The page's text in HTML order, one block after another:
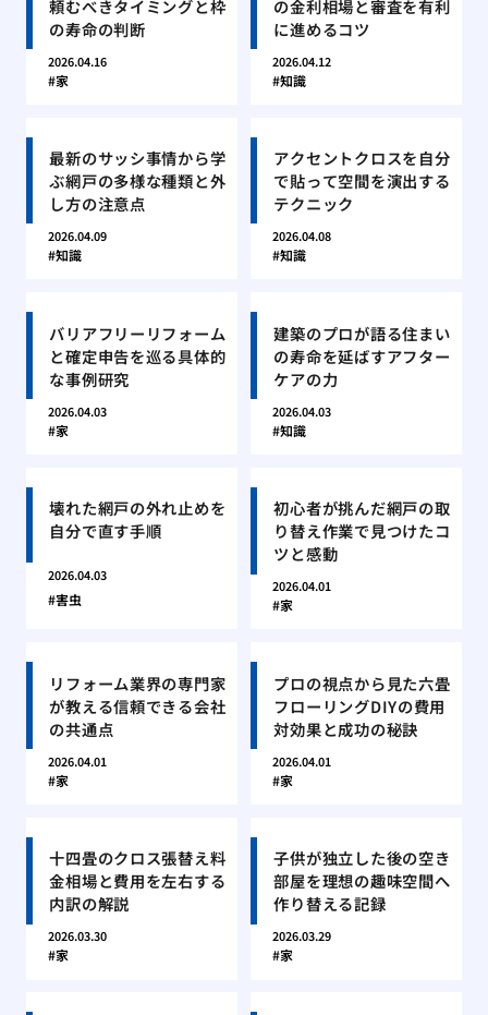
頼むべきタイミングと枠
の寿命の判断
2026.04.16
家
の金利相場と審査を有利
に進めるコツ
2026.04.12
知識
最新のサッシ事情から学
ぶ網戸の多様な種類と外
し方の注意点
2026.04.09
知識
アクセントクロスを自分
で貼って空間を演出する
テクニック
2026.04.08
知識
バリアフリーリフォーム
と確定申告を巡る具体的
な事例研究
2026.04.03
家
建築のプロが語る住まい
の寿命を延ばすアフター
ケアの力
2026.04.03
知識
壊れた網戸の外れ止めを
自分で直す手順
2026.04.03
害虫
初心者が挑んだ網戸の取
り替え作業で見つけたコ
ツと感動
2026.04.01
家
リフォーム業界の専門家
が教える信頼できる会社
の共通点
2026.04.01
家
プロの視点から見た六畳
フローリングDIYの費用
対効果と成功の秘訣
2026.04.01
家
十四畳のクロス張替え料
金相場と費用を左右する
内訳の解説
2026.03.30
家
子供が独立した後の空き
部屋を理想の趣味空間へ
作り替える記録
2026.03.29
家